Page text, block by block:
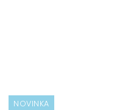
NOVINKA